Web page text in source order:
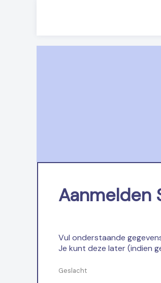
Aanmelden
Vul onderstaande
Je kunt deze later (indien
Geslacht